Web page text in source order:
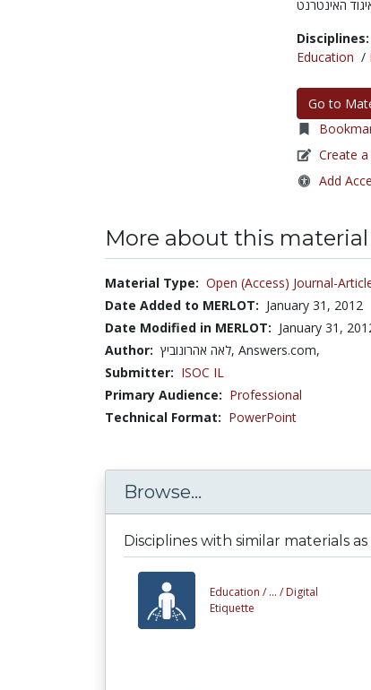
האינטרנט
Disciplines:
Education /
Go to
Create
Add
More about this material
Material Type: Open (Access) Journal-
Date Added to MERLOT: January 31, 2012
Date Modified in MERLOT: January 31,
Author:
לאה אהרונוביץ, Answers.com,
Submitter: ISOC IL
Primary Audience: Professional
Technical Format: PowerPoint
Browse...
Disciplines with similar materials as
Education / ... / Digital
Etiquette